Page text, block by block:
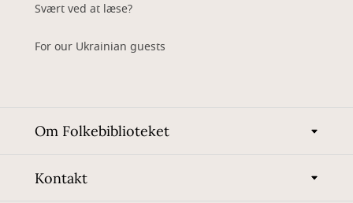
Svært ved at læse?
For our Ukrainian guests
Om Folkebiblioteket
Kontakt